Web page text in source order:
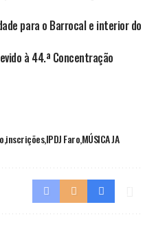
para o Barrocal e interior do
à 44.ª Concentração
inscriçõesIPDJ FaroMÚSICA JA